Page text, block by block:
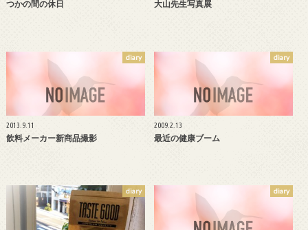
つかの間の休日 大山先生写真展
diary
2013.9.11
飲料メーカー新商品撮影
diary
2009.2.13
最近の健康ブーム
diary diary